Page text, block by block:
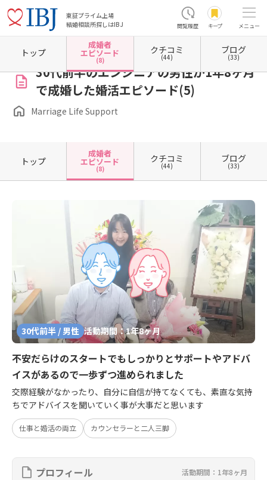
東証プライム上場
結婚相談所探しはIBJ
閲覧履歴 キープ メニュー
ホーム 長野県の結婚相談所 長野県松本市 Marriage Life Support 成婚者エピソード
30代前半のエンジニアの男性が1年8ヶ月
で成婚した婚活エピソード(5)
Marriage Life Support
トップ
成婚者
エピソード
(8)
クチコミ
(44)
ブログ
(33)
トップ
成婚者
エピソード
(8)
クチコミ
(44)
ブログ
(33)
30代前半 / 男性 活動期間：1年8ヶ月
不安だらけのスタートでもしっかりとサポートやアドバ
イスがあるので一歩ずつ進められました
交際経験がなかったり、自分に自信が持てなくても、素直な気持
ちでアドバイスを聞いていく事が大事だと思います
仕事と婚活の両立 カウンセラーと二人三脚
プロフィール 活動期間：1年8ヶ月